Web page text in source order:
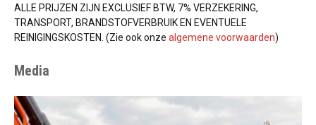
ALLE PRIJZEN ZIJN EXCLUSIEF BTW, 7% VERZEKERING,
TRANSPORT, BRANDSTOFVERBRUIK EN EVENTUELE
REINIGINGSKOSTEN. (Zie ook onze algemene voorwaarden)
Media